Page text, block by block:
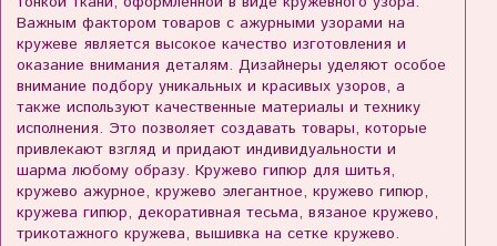
Важным фактором товаров с ажурными узорами на
кружеве является высокое качество изготовления и
оказание внимания деталям. Дизайнеры уделяют особое
внимание подбору уникальных и красивых узоров, а
также используют качественные материалы и технику
исполнения. Это позволяет создавать товары, которые
привлекают взгляд и придают индивидуальности и
шарма любому образу. Кружево гипюр для шитья,
кружево ажурное, кружево элегантное, кружево гипюр,
кружева гипюр, декоративная тесьма, вязаное кружево,
трикотажного кружева, вышивка на сетке кружево.